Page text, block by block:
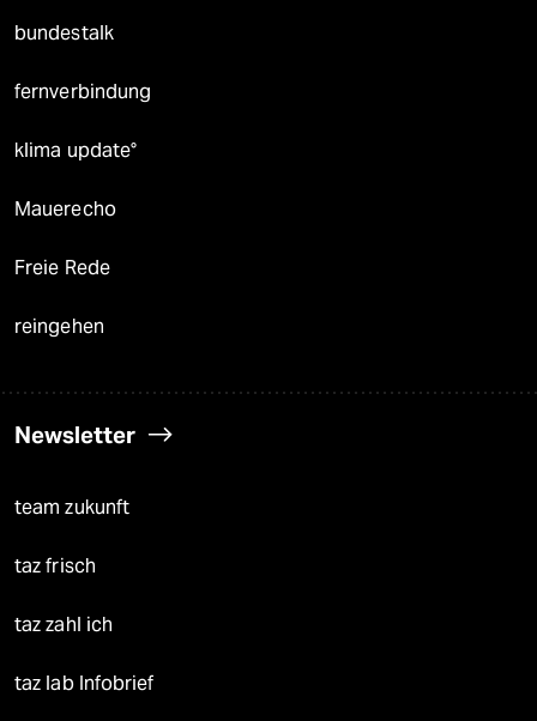
bundestalk
fernverbindung
klima update°
Mauerecho
Freie Rede
reingehen
Newsletter
team zukunft
taz frisch
taz zahl ich
taz lab Infobrief